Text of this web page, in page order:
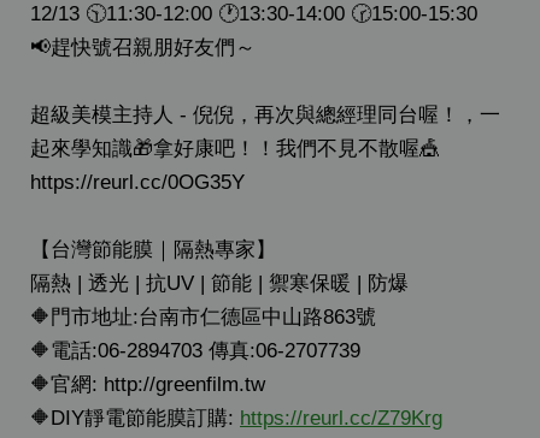
12/13 🕥11:30-12:00 🕐13:30-14:00 🕝15:00-15:30
📢趕快號召親朋好友們～
超級美模主持人 - 倪倪，再次與總經理同台喔！，一
起來學知識🎁拿好康吧！！我們不見不散喔🎪
https://reurl.cc/0OG35Y
【台灣節能膜｜隔熱專家】
隔熱 | 透光 | 抗UV | 節能 | 禦寒保暖 | 防爆
🔶門市地址:台南市仁德區中山路863號
🔶電話:06-2894703 傳真:06-2707739
🔶官網: http://greenfilm.tw
🔶DIY靜電節能膜訂購: https://reurl.cc/Z79Krg